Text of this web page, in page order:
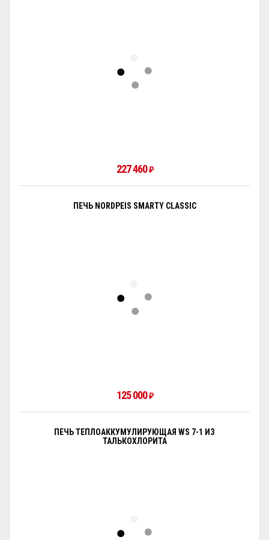
227 460 ₽
ПЕЧЬ NORDPEIS SMARTY CLASSIC
125 000 ₽
ПЕЧЬ ТЕПЛОАККУМУЛИРУЮЩАЯ WS 7-1 ИЗ
ТАЛЬКОХЛОРИТА